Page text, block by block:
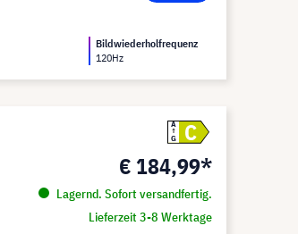
Bildwiederholfrequenz
120Hz
A
G
C
€ 184,99*
Lagernd. Sofort versandfertig.
Lieferzeit 3-8 Werktage